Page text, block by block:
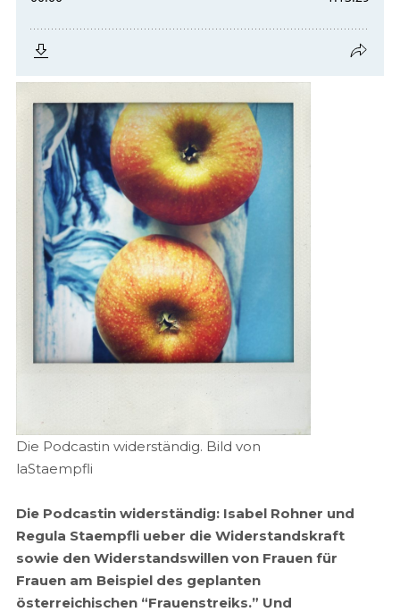
Die Podcastin widerständig. Bild von
laStaempfli
Die Podcastin widerständig: Isabel Rohner und
Regula Staempfli ueber die Widerstandskraft
sowie den Widerstandswillen von Frauen für
Frauen am Beispiel des geplanten
österreichischen “Frauenstreiks.” Und